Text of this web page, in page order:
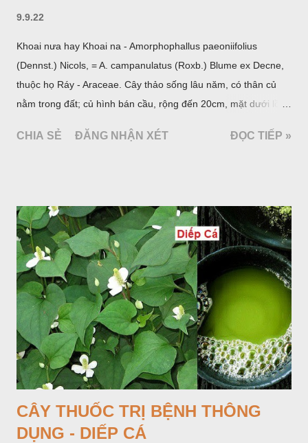
9.9.22
Khoai nưa hay Khoai na - Amorphophallus paeoniifolius
(Dennst.) Nicols, = A. campanulatus (Roxb.) Blume ex Decne,
thuộc họ Ráy - Araceae. Cây thảo sống lâu năm, có thân củ
nằm trong đất; củ hình bán cầu, rộng đến 20cm, mặt dưới lồi
quanh có 3-5 mấu lồi; vỏ củ màu nâu, thịt trắng vàng và cứng.
một mo to màu đỏ xanh có đốm trắng, mặt trong màu đỏ thẫm,
bao lấy một bong mo là một trục mang phần hoa cái ở dưới,
phần hoa đực ở trên. Khoai nưa phân bố ở Ấn độ, Myanma,
Trung quốc, Việt nam, Campuchia, Malaixia, Inđônêxia,
Philippin. Ở nước ta, khoai nưa mọc hoang rải rác ở khắp các
vùng rừng núi, được bà con nhiều địa phương đem về trồng từ
lâu đời ở trong vườn, quanh bờ ao, dọc hàng rào và trên các
đồi để làm thức ăn cho người và gia súc, gặp nhiều ở các tỉnh
Lạng s...
CHIA SẺ ĐĂNG NHẬN XÉT ĐỌC TIẾP »
CÂY THUỐC TRỊ BỆNH THÔNG
DỤNG - DIẾP CÁ